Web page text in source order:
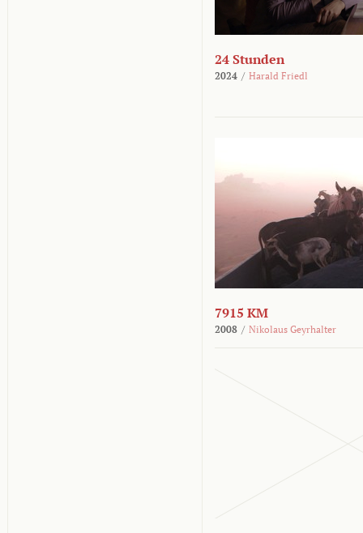
24 Stunden
2024 / Harald Friedl
7915 KM
2008 / Nikolaus Geyrhalter